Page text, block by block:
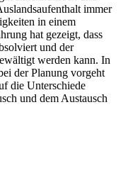
immer
in einem
hat gezeigt, dass
und der
werden kann. In
der Planung vorgeht
die Unterschiede
und dem Austausch